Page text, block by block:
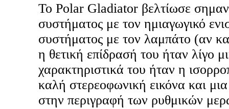
Το Polar Gladiator βελτίωσε
συστήματος με τον ημιαγωγικό
συστήματος με τον λαμπάτο (αν
η θετική επίδρασή του ήταν λίγο
χαρακτηριστικά του ήταν η
καλή στερεοφωνική εικόνα και
στην περιγραφή των ρυθμικών